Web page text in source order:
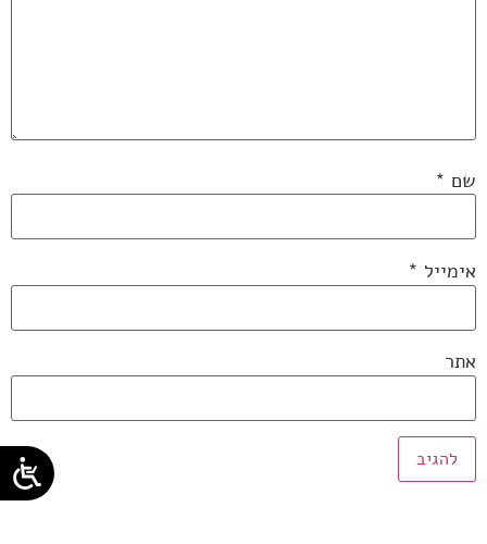
שם *
אימייל *
אתר